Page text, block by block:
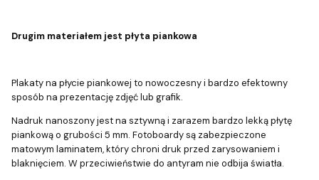
Drugim materiałem jest płyta piankowa
Plakaty na płycie piankowej to nowoczesny i bardzo efektowny
sposób na prezentację zdjęć lub grafik.
Nadruk nanoszony jest na sztywną i zarazem bardzo lekką płytę
piankową o grubości 5 mm. Fotoboardy są zabezpieczone
matowym laminatem, który chroni druk przed zarysowaniem i
blaknięciem. W przeciwieństwie do antyram nie odbija światła.